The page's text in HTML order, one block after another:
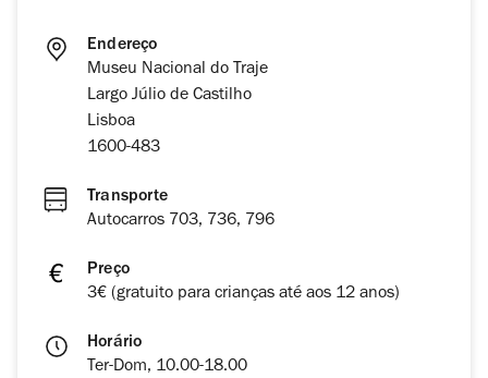
Endereço
Museu Nacional do Traje
Largo Júlio de Castilho
Lisboa
1600-483
Transporte
Autocarros 703, 736, 796
Preço
3€ (gratuito para crianças até aos 12 anos)
Horário
Ter-Dom, 10.00-18.00